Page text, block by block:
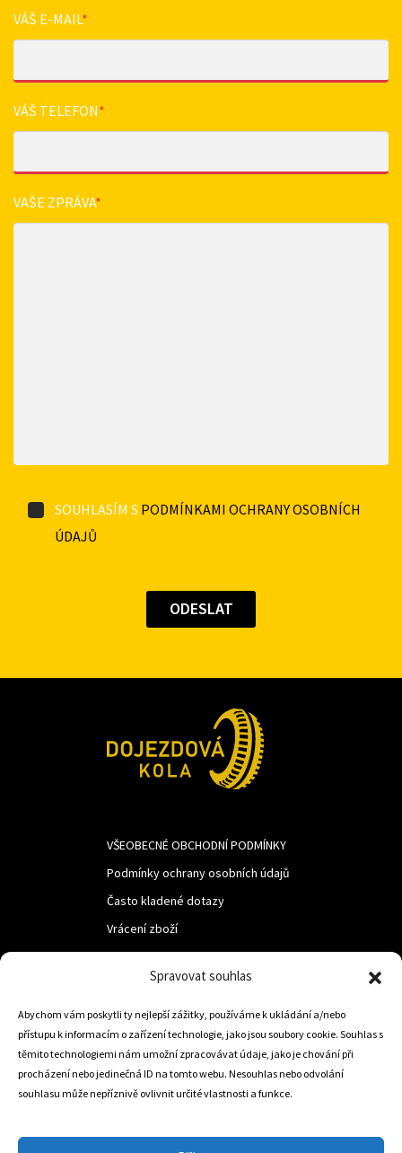
Spravovat souhlas
Abychom vám poskytli ty nejlepší zážitky, používáme k ukládání a/nebo
přístupu k informacím o zařízení technologie, jako jsou soubory cookie. Souhlas s
těmito technologiemi nám umožní zpracovávat údaje, jako je chování při
procházení nebo jedinečná ID na tomto webu. Nesouhlas nebo odvolání
souhlasu může nepříznivě ovlivnit určité vlastnosti a funkce.
VÁŠ E-MAIL*
VÁŠ TELEFON*
VAŠE ZPRÁVA*
SOUHLASÍM S PODMÍNKAMI OCHRANY OSOBNÍCH
ÚDAJŮ
VŠEOBECNÉ OBCHODNÍ PODMÍNKY
Podmínky ochrany osobních údajů
Často kladené dotazy
Vrácení zboží
LUF s.r.o.
Nám. M.R.Štefanika 518,
Trstená 02801